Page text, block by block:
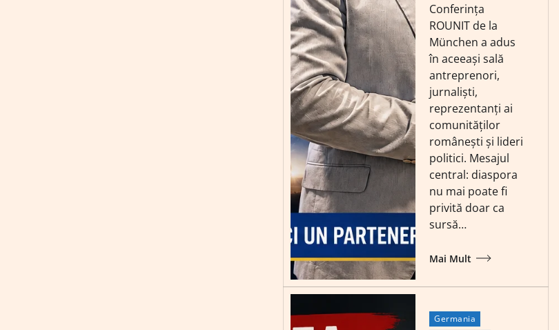
Conferința
ROUNIT de la
München a adus
în aceeași sală
antreprenori,
jurnaliști,
reprezentanți ai
comunităților
românești și lideri
politici. Mesajul
central: diaspora
nu mai poate fi
privită doar ca
sursă…
Mai Mult
Germania